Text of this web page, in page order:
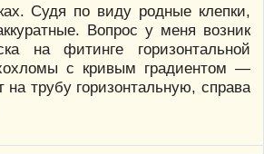
Судя по виду родные клепки,
Вопрос у меня возник
на фитинге горизонтальной
с кривым градиентом —
на трубу горизонтальную, справа